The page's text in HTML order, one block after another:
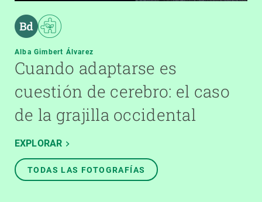
Alba Gimbert Álvarez
Cuando adaptarse es
cuestión de cerebro: el caso
de la grajilla occidental
EXPLORAR
TODAS LAS FOTOGRAFÍAS